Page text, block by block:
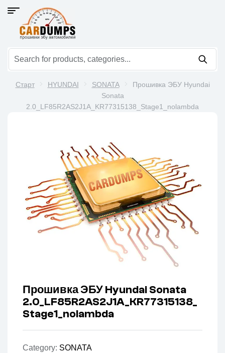
Старт HYUNDAI SONATA
Прошивка ЭБУ Hyundai
Sonata
2.0_LF85R2AS2J1A_KR77315138_Stage1_nolambda
Прошивка ЭБУ Hyundai Sonata
2.0_LF85R2AS2J1A_KR77315138_
Stage1_nolambda
Category: SONATA